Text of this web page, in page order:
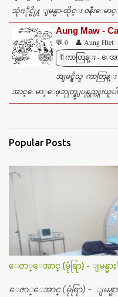
သုံးႏိုင္ဖို႔ ျမန္မာ-ထိုင္း ဇနီးေမာ
Aung Maw -
💬 0 👤 Aung Htet
🔖ကာတြန္း - ေ
အျမင္ရွိသူ ကာတြန္
အာင္ေမာ္ေဖ့ဘုုတ္ခ္မွ ျပန္လည္ကူးယူပ
Popular Posts
ေဇာ္ေအာင္ (မုံရြာ) - ျမန္မ
ေဇာ္ေအာင္ (မုံရြာ) - ျမန္မာ